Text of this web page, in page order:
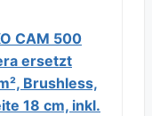
CAM 500
ersetzt
Brushless,
18 cm, inkl.